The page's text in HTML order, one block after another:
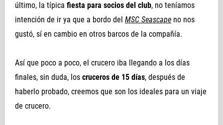
último, la típica fiesta para socios del club, no teníamos
intención de ir ya que a bordo del MSC Seascape no nos
gustó, sí en cambio en otros barcos de la compañía.
Así que poco a poco, el crucero iba llegando a los días
finales, sin duda, los cruceros de 15 días, después de
haberlo probado, creemos que son los ideales para un viaje
de crucero.